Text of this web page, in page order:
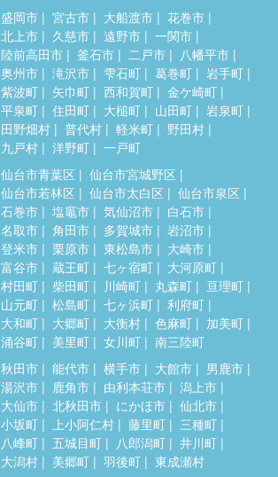
盛岡市 宮古市 大船渡市
花巻市
北上市
久慈市 遠野市
一関市
陸前高田市
釜石市 二戸市
八幡平市
奥州市
滝沢市 雫石町 葛巻町
岩手町
紫波町
矢巾町 西和賀町
金ケ崎町
平泉町
住田町 大槌町 山田町
岩泉町
田野畑村
普代村 軽米町
野田村
九戸村
洋野町 一戸町
仙台市青葉区
仙台市宮城野区
仙台市若林区
仙台市太白区
仙台市泉区
石巻市
塩竈市 気仙沼市
白石市
名取市
角田市 多賀城市
岩沼市
登米市
栗原市 東松島市
大崎市
富谷市
蔵王町 七ヶ宿町
大河原町
村田町
柴田町 川崎町 丸森町
亘理町
山元町
松島町 七ヶ浜町
利府町
大和町
大郷町 大衡村 色麻町
加美町
涌谷町
美里町 女川町 南三陸町
秋田市 能代市 横手市 大館市
男鹿市
湯沢市
鹿角市 由利本荘市
潟上市
大仙市
北秋田市 にかほ市
仙北市
小坂町
上小阿仁村 藤里町
三種町
八峰町
五城目町 八郎潟町
井川町
大潟村
美郷町 羽後町 東成瀬村